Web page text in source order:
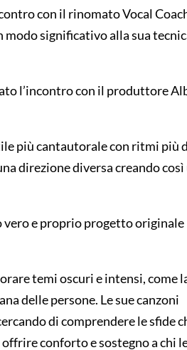
con il rinomato Vocal
significativo alla sua
l’incontro con il produttore
più cantautorale con ritmi più
direzione diversa creando così
vero e proprio progetto originale
temi oscuri e intensi, come
delle persone. Le sue canzoni
di comprendere le sfide
conforto e sostegno a chi